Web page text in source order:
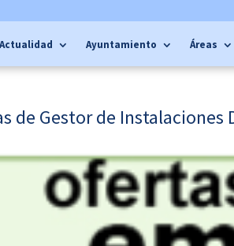
Actualidad
Ayuntamiento Áreas
de Gestor de